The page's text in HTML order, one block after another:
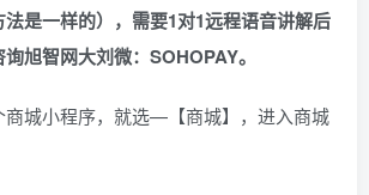
是一样的），需要1对1远程语音讲解后
旭智网大刘微： SOHOPAY。
商城小程序，就选—【商城】，进入商城